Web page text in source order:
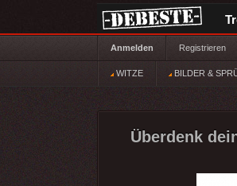
Anmelden Registrieren
WITZE BILDER &
Überdenk